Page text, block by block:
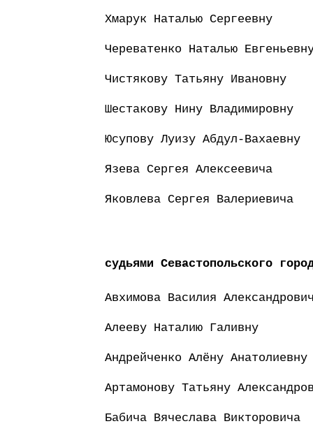
Хмарук Наталью Сергеевну
Череватенко Наталью
Чистякову Татьяну Ивановну
Шестакову Нину Владимировну
Юсупову Луизу Абдул-Вахаевну
Язева Сергея Алексеевича
Яковлева Сергея Валериевича
судьями Севастопольского
Авхимова Василия
Алееву Наталию Галивну
Андрейченко Алёну Анатолиевну
Артамонову Татьяну
Бабича Вячеслава Викторовича